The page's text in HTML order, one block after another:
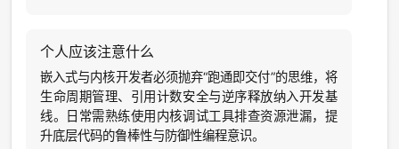
个人应该注意什么
嵌入式与内核开发者必须抛弃“跑通即交付”的思维，将
生命周期管理、引用计数安全与逆序释放纳入开发基
线。日常需熟练使用内核调试工具排查资源泄漏，提
升底层代码的鲁棒性与防御性编程意识。